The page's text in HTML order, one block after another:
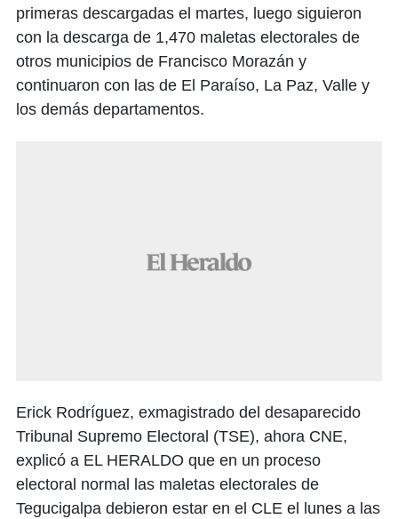
primeras descargadas el martes, luego siguieron
con la descarga de 1,470 maletas electorales de
otros municipios de Francisco Morazán y
continuaron con las de El Paraíso, La Paz, Valle y
los demás departamentos.
Erick Rodríguez, exmagistrado del desaparecido
Tribunal Supremo Electoral (TSE), ahora CNE,
explicó a EL HERALDO que en un proceso
electoral normal las maletas electorales de
Tegucigalpa debieron estar en el CLE el lunes a las